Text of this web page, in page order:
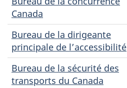
Canada
Bureau de la dirigeante
principale de l’accessibilité
Bureau de la sécurité des
transports du Canada